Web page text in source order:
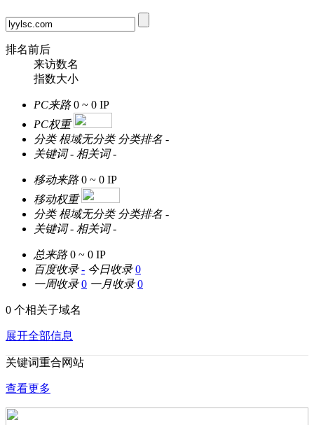
排名前后
来访数名
指数大小
PC来路 0 ~ 0 IP
PC权重
分类 根域无分类 分类排名 -
关键词 - 相关词 -
移动来路 0 ~ 0 IP
移动权重
分类 根域无分类 分类排名 -
关键词 - 相关词 -
总来路 0 ~ 0 IP
百度收录 - 今日收录 0
一周收录 0 一月收录 0
0 个相关子域名
展开全部信息
关键词重合网站
查看更多